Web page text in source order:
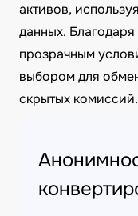
активов,
данных.
прозрачным
выбором для
скрытых комиссий.